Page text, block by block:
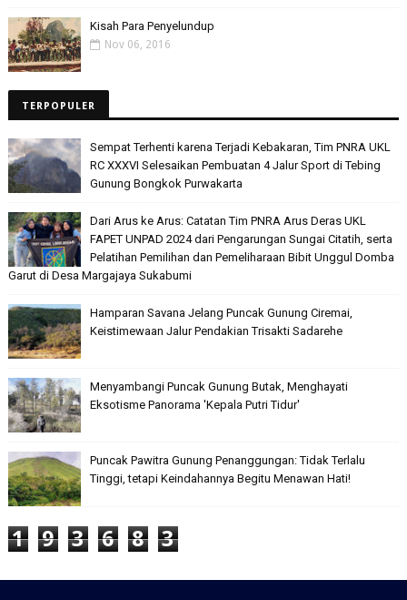
Kisah Para Penyelundup
Nov 06, 2016
TERPOPULER
Sempat Terhenti karena Terjadi Kebakaran, Tim PNRA UKL
RC XXXVI Selesaikan Pembuatan 4 Jalur Sport di Tebing
Gunung Bongkok Purwakarta
Dari Arus ke Arus: Catatan Tim PNRA Arus Deras UKL
FAPET UNPAD 2024 dari Pengarungan Sungai Citatih, serta
Pelatihan Pemilihan dan Pemeliharaan Bibit Unggul Domba
Garut di Desa Margajaya Sukabumi
Hamparan Savana Jelang Puncak Gunung Ciremai,
Keistimewaan Jalur Pendakian Trisakti Sadarehe
Menyambangi Puncak Gunung Butak, Menghayati
Eksotisme Panorama 'Kepala Putri Tidur'
Puncak Pawitra Gunung Penanggungan: Tidak Terlalu
Tinggi, tetapi Keindahannya Begitu Menawan Hati!
1 9 3 6 8 3